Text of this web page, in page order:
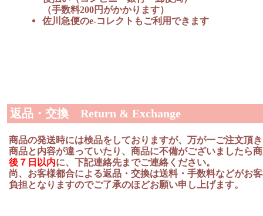
（手数料200円がかかります）
佐川急便のe-コレクトもご利用できます
返品・交換 Return & Exchange
商品の発送時には検品をしておりますが、万が一ご注文頂
商品と内容が違っていたり、商品に不備がございましたら
後７日以内に、下記連絡先までご連絡ください。
尚、お客様都合による返品・交換は送料・手数料などがお
負担となりますのでご了承のほどお願い申し上げます。